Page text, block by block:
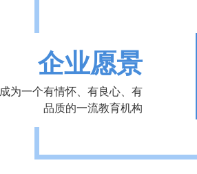
企业愿景
成为一个有情怀、有良心、有
品质的一流教育机构